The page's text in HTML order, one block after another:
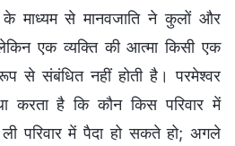
माध्यम से मानवजाति ने कुलों और
एक व्यक्ति की आत्मा किसी एक
से संबंधित नहीं होती है। परमेश्वर
करता है कि कौन किस परिवार में
परिवार में पैदा हो सकते हो; अगले